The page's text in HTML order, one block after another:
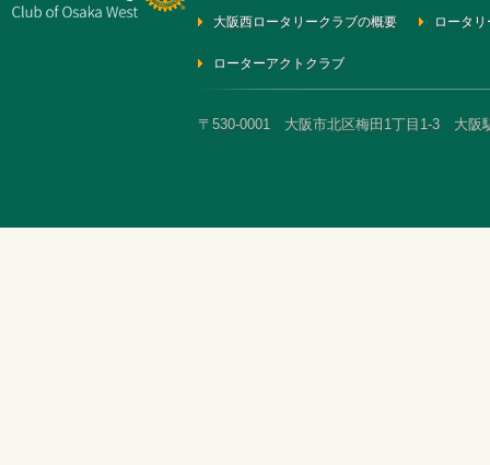
大阪西ロータリークラブの概要 ロータ
ローターアクトクラブ
〒530-0001 大阪市北区梅田1丁目1-3 大阪